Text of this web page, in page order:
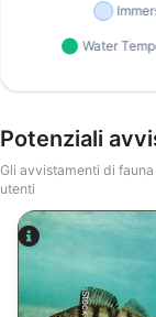
Potenziali
Gli avvistamenti di
utenti